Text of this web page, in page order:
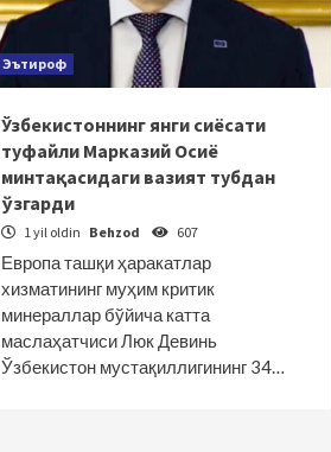
Эътироф
Ўзбекистоннинг янги сиёсати
туфайли Марказий Осиё
минтақасидаги вазият тубдан
ўзгарди
1 yil oldin Behzod 607
Европа ташқи ҳаракатлар
хизматининг муҳим критик
минераллар бўйича катта
маслаҳатчиси Люк Девинь
Ўзбекистон мустақиллигининг 34…